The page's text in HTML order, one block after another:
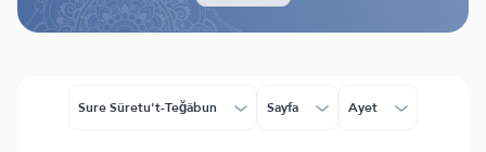
Sure Sûretu't-Teğâbun Sayfa Ayet